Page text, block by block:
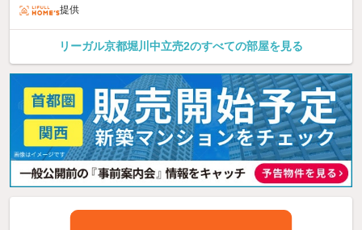
提供
リーガル京都堀川中立売2のすべての部屋を見る